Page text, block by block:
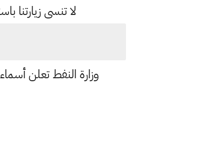
لا تنسى
وزارة النفط تعلن